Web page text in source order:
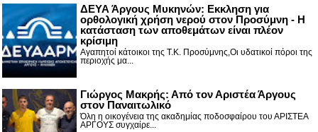
ΔΕΥΑ Άργους Μυκηνών: Εκκληση για
ορθολογική χρήση νερού στον Προσύμνη - Η
κατάσταση των αποθεμάτων είναι πλέον
κρίσιμη
Αγαπητοί κάτοικοι της Τ.Κ. Προσύμνης,Οι υδατικοί πόροι της
περιοχής μα...
Γιώργος Μακρής: Από τον Αριστέα Άργους
στον Παναιτωλικό
Όλη η οικογένεια της ακαδημίας ποδοσφαίρου του ΑΡΙΣΤΕΑ
ΑΡΓΟΥΣ συγχαίρε...